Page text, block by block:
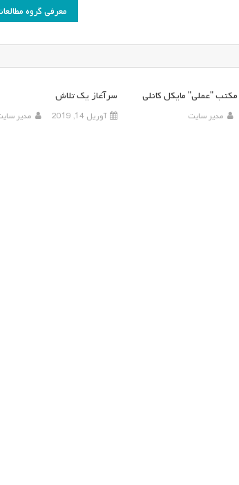
سرآغاز یک تلاش
آوریل 14, 2019 مدیر
"عملی" مایکل کانلی
مدیر سایت